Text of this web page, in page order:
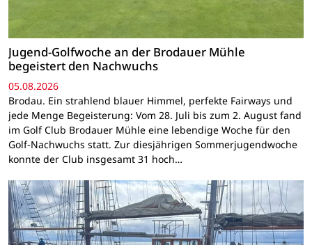
Jugend-Golfwoche an der Brodauer Mühle
begeistert den Nachwuchs
05.08.2026
Brodau. Ein strahlend blauer Himmel, perfekte Fairways und
jede Menge Begeisterung: Vom 28. Juli bis zum 2. August fand
im Golf Club Brodauer Mühle eine lebendige Woche für den
Golf-Nachwuchs statt. Zur diesjährigen Sommerjugendwoche
konnte der Club insgesamt 31 hoch…